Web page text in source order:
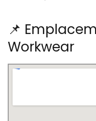
📌
Workwear